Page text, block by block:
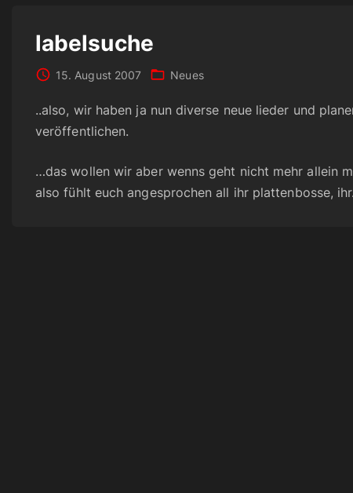
labelsuche
15. August 2007 Neues
..also, wir haben ja nun diverse neue lieder und
veröffentlichen.
…das wollen wir aber wenns geht nicht mehr allein
also fühlt euch angesprochen all ihr plattenbosse,